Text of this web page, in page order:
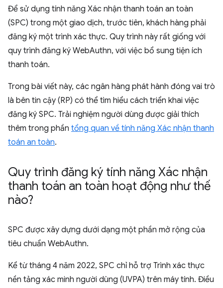
Để sử dụng tính năng Xác nhận thanh toán an toàn
(SPC) trong một giao dịch, trước tiên, khách hàng phải
đăng ký một trình xác thực. Quy trình này rất giống với
quy trình đăng ký WebAuthn, với việc bổ sung tiện ích
thanh toán.
Trong bài viết này, các ngân hàng phát hành đóng vai trò
là bên tin cậy (RP) có thể tìm hiểu cách triển khai việc
đăng ký SPC. Trải nghiệm người dùng được giải thích
thêm trong phần tổng quan về tính năng Xác nhận thanh
toán an toàn.
Quy trình đăng ký tính năng Xác nhận
thanh toán an toàn hoạt động như thế
nào?
SPC được xây dựng dưới dạng một phần mở rộng của
tiêu chuẩn WebAuthn.
Kể từ tháng 4 năm 2022, SPC chỉ hỗ trợ Trình xác thực
nền tảng xác minh người dùng (UVPA) trên máy tính. Điều